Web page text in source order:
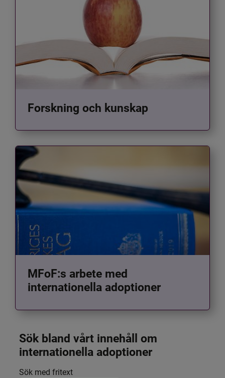
Forskning och kunskap
MFoF:s arbete med
internationella adoptioner
Sök bland vårt innehåll om
internationella adoptioner
Filtrera resultatet
Det här formuläret postas automatiskt
Sök med fritext